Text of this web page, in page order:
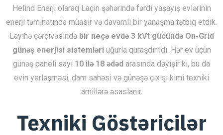
Helind Enerji olaraq Laçın şəhərində fərdi yaşayış evlərinin
enerji təminatında müasir və davamlı bir yanaşma tətbiq etdik.
Layihə çərçivəsində bir neçə evdə 3 kVt gücündə On-Grid
günəş enerjisi sistemləriuğurla quraşdırıldı. Hər ev üçün
günəş paneli sayı 10 ilə 18 ədəd arasında dəyişir ki, bu da
evin yerləşməsi, dam sahəsi və günəşə çıxışı kimi texniki
amillərə əsaslanır.
Texniki Göstəricilər